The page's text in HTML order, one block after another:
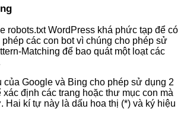
robots.txt WordPress khá phức tạp để có
các con bot vì chúng cho phép sử
Matching để bao quát một loạt các
của Google và Bing cho phép sử dụng 2
định các trang hoặc thư mục con mà
Hai kí tự này là dấu hoa thị (*) và ký hiệu